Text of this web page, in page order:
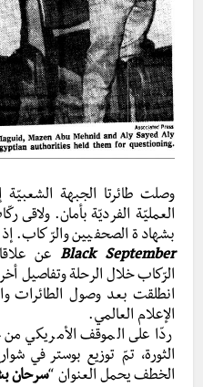
وصلت طائرتا الجبهة الشعبيّة
العمليّة الفرديّة بأمان. ولاقى
بشهادة الصحفيين والرّكاب.
Black September
عن
الرّكاب خلال الرحلة وتفاصيل
انطلقت بعد وصول الطائرات
الإعلام العالمي.
ردّا على الموقف الأمريكي
الثورة، تمّ توزيع بوستر في
الخطف يحمل العنوان “سرحان